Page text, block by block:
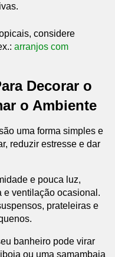
considere
arranjos com
Decorar o
o Ambiente
uma forma simples e
reduzir estresse e dar
e pouca luz,
e ventilação ocasional.
prateleiras e
banheiro pode virar
ou uma samambaia